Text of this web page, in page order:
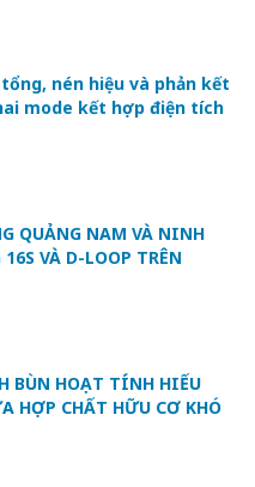
nén hiệu và phản kết
mode kết hợp điện tích
QUẢNG NAM VÀ NINH
VÀ D-LOOP TRÊN
BÙN HOẠT TÍNH HIẾU
HỢP CHẤT HỮU CƠ KHÓ